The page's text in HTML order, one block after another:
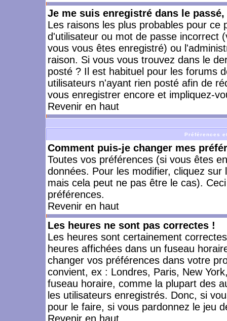
Je me suis enregistré dans le
Les raisons les plus probables pour
d'utilisateur ou mot de passe incorrect
vous vous êtes enregistré) ou
raison. Si vous vous trouvez dans le
posté ? Il est habituel pour les forums
utilisateurs n'ayant rien posté afin de
vous enregistrer encore et impliquez-
Revenir en haut
Préférences
Comment puis-je changer mes
Toutes vos préférences (si vous êtes
données. Pour les modifier, cliquez sur
mais cela peut ne pas être le cas).
préférences.
Revenir en haut
Les heures ne sont pas correctes !
Les heures sont certainement
heures affichées dans un fuseau
changer vos préférences dans votre
convient, ex : Londres, Paris, New
fuseau horaire, comme la plupart des
les utilisateurs enregistrés. Donc, si
pour le faire, si vous pardonnez le jeu
Revenir en haut